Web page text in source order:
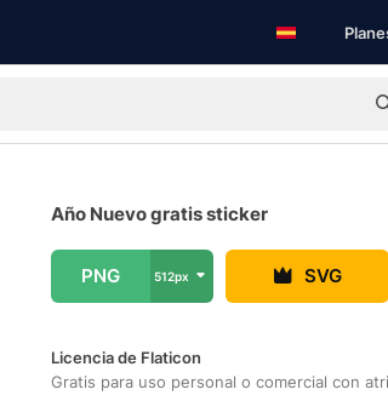
Año Nuevo gratis sticker
PNG 512px SVG
Licencia de Flaticon
Gratis para uso personal o comercial con